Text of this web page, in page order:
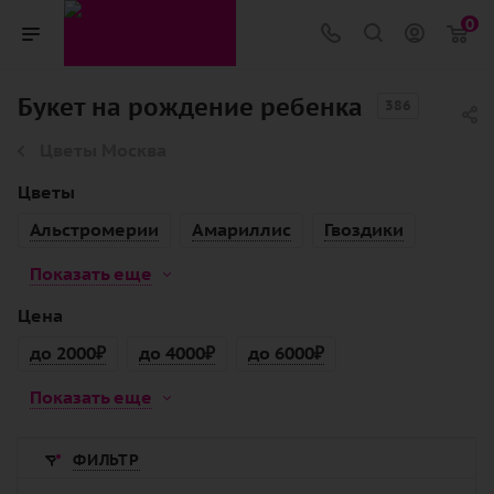
0
Букет на рождение ребенка
Цветы
Альстромерии
Амариллис
Гвоздики
Показать еще
Цена
до 2000₽
до 4000₽
до 6000₽
Показать еще
ФИЛЬТР